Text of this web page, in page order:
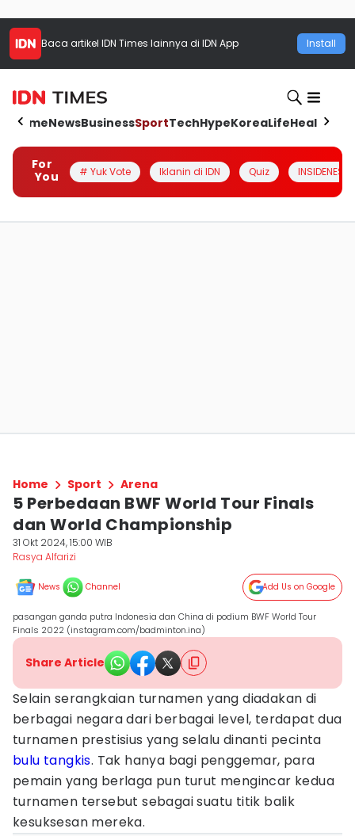
Baca artikel IDN Times lainnya di IDN App Install
HomeNewsBusinessSportTechHypeKoreaLifeHealth
For
You
# Yuk Vote Iklanin di IDN Quiz INSIDENESIA
Home Sport Arena
5 Perbedaan BWF World Tour Finals
dan World Championship
31 Okt 2024, 15:00 WIB
Rasya Alfarizi
News Channel Add Us on Google
pasangan ganda putra Indonesia dan China di podium BWF World Tour
Finals 2022 (instagram.com/badminton.ina)
Share Article
Selain serangkaian turnamen yang diadakan di
berbagai negara dari berbagai level, terdapat dua
turnamen prestisius yang selalu dinanti pecinta
bulu tangkis. Tak hanya bagi penggemar, para
pemain yang berlaga pun turut mengincar kedua
turnamen tersebut sebagai suatu titik balik
kesuksesan mereka.